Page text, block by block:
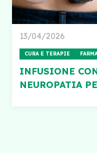
13/04/2026
CURA E TERAPIE
INFUSIONE
NEUROPATIA